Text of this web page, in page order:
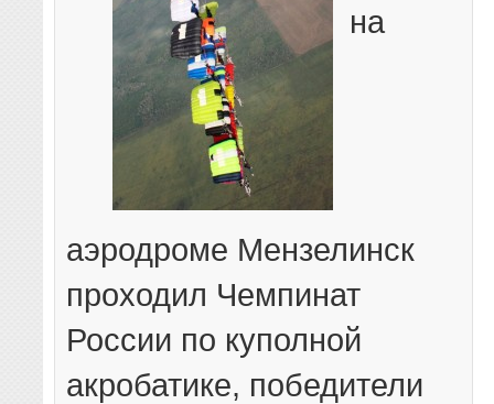
на
аэродроме Мензелинск
проходил Чемпинат
России по куполной
акробатике, победители